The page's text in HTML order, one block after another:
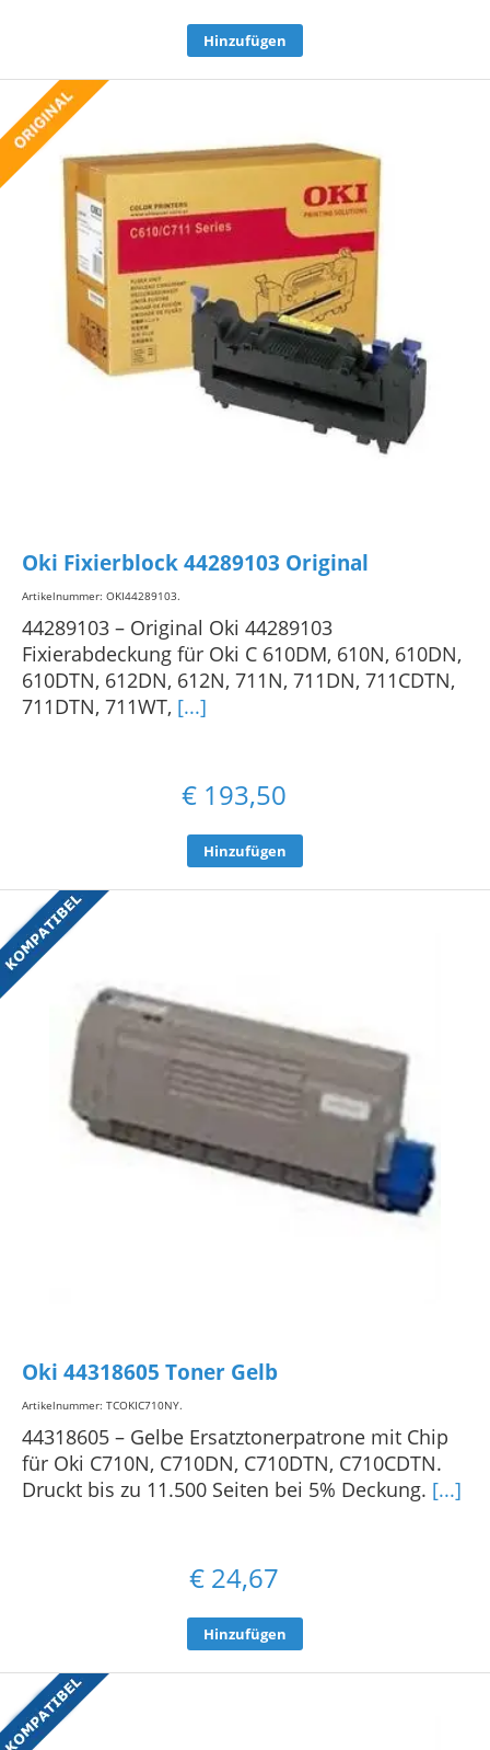
Hinzufügen
Oki Fixierblock 44289103 Original
Artikelnummer: OKI44289103.
44289103 – Original Oki 44289103
Fixierabdeckung für Oki C 610DM, 610N, 610DN,
610DTN, 612DN, 612N, 711N, 711DN, 711CDTN,
711DTN, 711WT, [...]
€ 193,50
Hinzufügen
Oki 44318605 Toner Gelb
Artikelnummer: TCOKIC710NY.
44318605 – Gelbe Ersatztonerpatrone mit Chip
für Oki C710N, C710DN, C710DTN, C710CDTN.
Druckt bis zu 11.500 Seiten bei 5% Deckung. [...]
€ 24,67
Hinzufügen